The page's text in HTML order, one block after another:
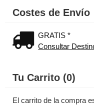
Costes de Envío
GRATIS *
Consultar
Tu Carrito (0)
El carrito de la compra